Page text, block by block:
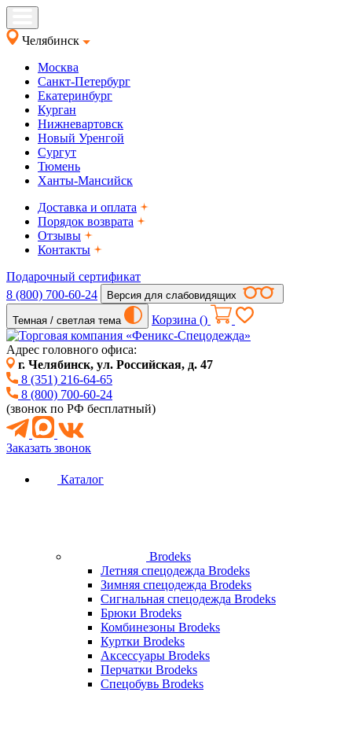
Челябинск
Москва
Санкт-Петербург
Екатеринбург
Курган
Нижневартовск
Новый Уренгой
Сургут
Тюмень
Ханты-Мансийск
Доставка и оплата
Порядок возврата
Отзывы
Контакты
Подарочный сертификат
8 (800) 700-60-24
Версия для слабовидящих
Темная / светлая тема Корзина ()
Адрес головного офиса:
г. Челябинск, ул. Российская, д. 47
8 (351) 216-64-65
8 (800) 700-60-24
(звонок по РФ бесплатный)
Заказать звонок
Каталог
Brodeks
Летняя спецодежда Brodeks
Зимняя спецодежда Brodeks
Сигнальная спецодежда Brodeks
Брюки Brodeks
Комбинезоны Brodeks
Куртки Brodeks
Аксессуары Brodeks
Перчатки Brodeks
Спецобувь Brodeks